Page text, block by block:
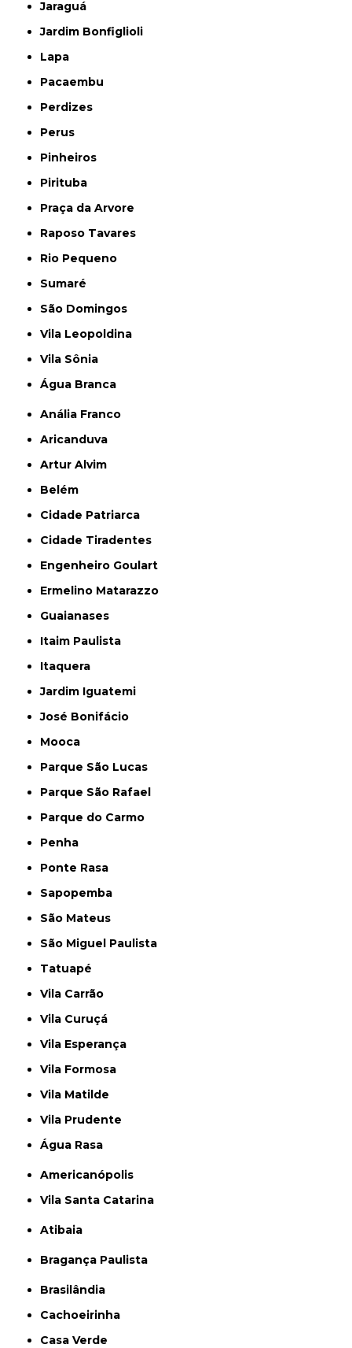
Jaraguá
Jardim Bonfiglioli
Lapa
Pacaembu
Perdizes
Perus
Pinheiros
Pirituba
Praça da Arvore
Raposo Tavares
Rio Pequeno
Sumaré
São Domingos
Vila Leopoldina
Vila Sônia
Água Branca
Anália Franco
Aricanduva
Artur Alvim
Belém
Cidade Patriarca
Cidade Tiradentes
Engenheiro Goulart
Ermelino Matarazzo
Guaianases
Itaim Paulista
Itaquera
Jardim Iguatemi
José Bonifácio
Mooca
Parque São Lucas
Parque São Rafael
Parque do Carmo
Penha
Ponte Rasa
Sapopemba
São Mateus
São Miguel Paulista
Tatuapé
Vila Carrão
Vila Curuçá
Vila Esperança
Vila Formosa
Vila Matilde
Vila Prudente
Água Rasa
Americanópolis
Vila Santa Catarina
Atibaia
Bragança Paulista
Brasilândia
Cachoeirinha
Casa Verde